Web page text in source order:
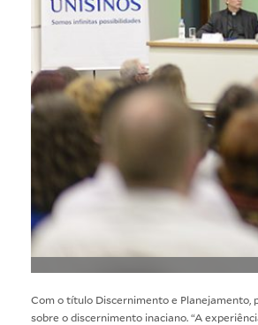
Com o título Discernimento e Planejamento,
sobre o discernimento inaciano. “A